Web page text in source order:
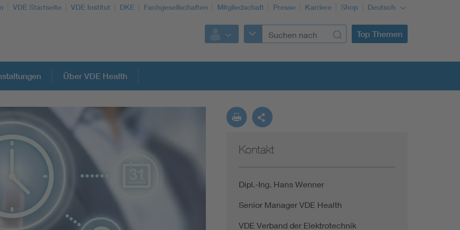
VDE Startseite VDE Institut DKE Fachgesellschaften Mitgliedschaft Presse Karriere Shop Deutsch
Top Themen
Weitere Themen
Assisted Living
Electromobility
Energy efficiency
Building Services Engineering
Information and communications technology ICT
Education + profession
Über VDE Health
Kontakt
Dipl.-Ing. Hans Wenner
Senior Manager VDE Health
VDE Verband der Elektrotechnik